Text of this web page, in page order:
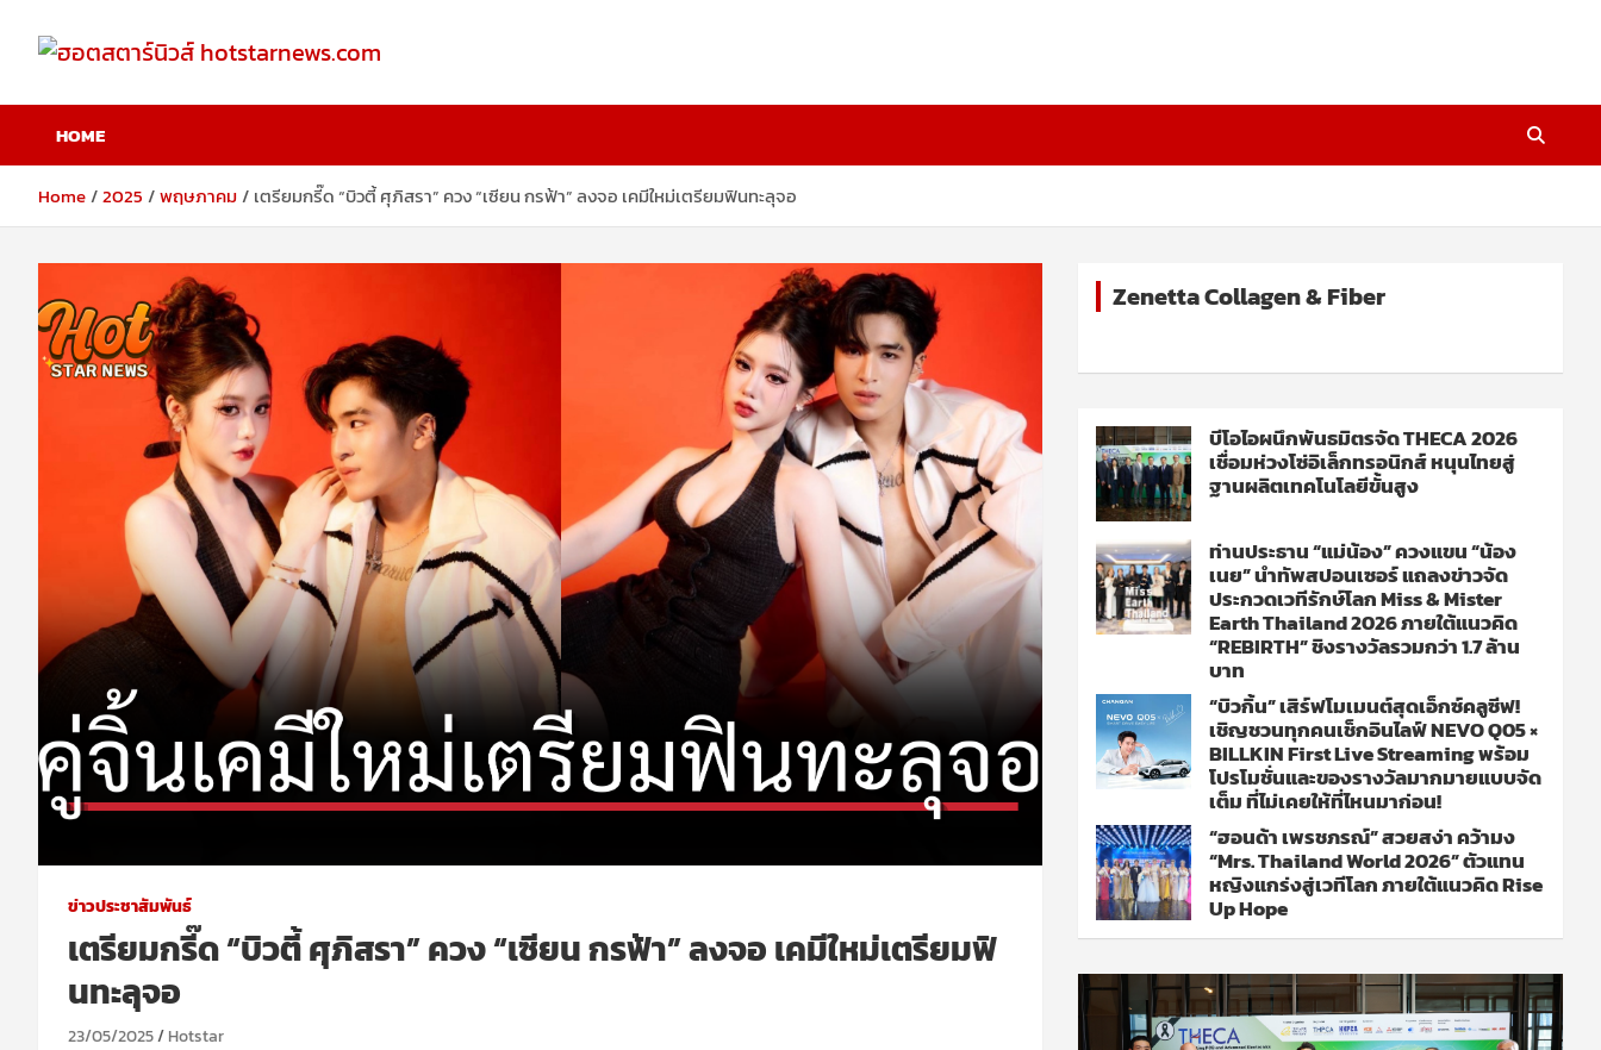
content
ฮอตสตาร์นิวส์
hotstarnews.com
HOME
Home 2025 พฤษภาคม เตรียมกรี๊ด “บิวตี้ ศุภิสรา” ควง “เซียน กรฟ้า” ลงจอ เคมีใหม่เตรียมฟินทะลุจอ
ข่าวประชาสัมพันธ์
เตรียมกรี๊ด “บิวตี้ ศุภิสรา” ควง “เซียน กรฟ้า” ลงจอ เคมีใหม่เตรียมฟิ
นทะลุจอ
23/05/2025 Hotstar
Zenetta Collagen & Fiber
บีโอไอผนึกพันธมิตรจัด THECA 2026
เชื่อมห่วงโซ่อิเล็กทรอนิกส์ หนุนไทยสู่
ฐานผลิตเทคโนโลยีขั้นสูง
ท่านประธาน “แม่น้อง” ควงแขน “น้อง
เนย” นำทัพสปอนเซอร์ แถลงข่าวจัด
ประกวดเวทีรักษ์โลก Miss & Mister
Earth Thailand 2026 ภายใต้แนวคิด
“REBIRTH” ชิงรางวัลรวมกว่า 1.7 ล้าน
บาท
“บิวกิ้น” เสิร์ฟโมเมนต์สุดเอ็กซ์คลูซีฟ!
เชิญชวนทุกคนเช็กอินไลฟ์ NEVO Q05 ×
BILLKIN First Live Streaming พร้อม
โปรโมชั่นและของรางวัลมากมายแบบจัด
เต็ม ที่ไม่เคยให้ที่ไหนมาก่อน!
“ฮอนด้า เพรชภรณ์” สวยสง่า คว้ามง
“Mrs. Thailand World 2026” ตัวแทน
หญิงแกร่งสู่เวทีโลก ภายใต้แนวคิด Rise
Up Hope